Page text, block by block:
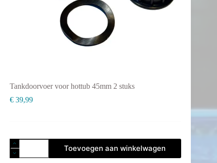
Tankdoorvoer voor hottub 45mm 2 stuks
€ 39,99
Tankdoorvoer
voor
hottub
Toevoegen aan winkelwagen